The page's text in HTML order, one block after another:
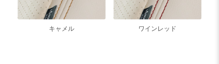
キャメル ワインレッド